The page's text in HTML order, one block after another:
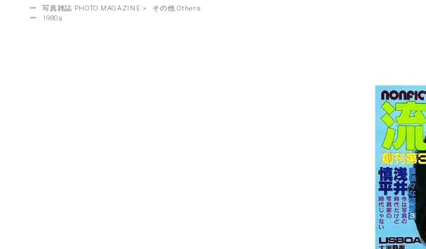
ー 写真雑誌 PHOTO MAGAZINE >
その他 Others
ー
1980s